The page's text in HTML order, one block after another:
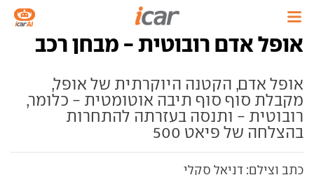
אופל אדם רובוטית - מבחן רכב
אופל אדם, הקטנה היוקרתית של אופל,
מקבלת סוף סוף תיבה אוטומטית - כלומר,
רובוטית - ותנסה בעזרתה להתחרות
בהצלחה של פיאט 500
כתב וצילם: דניאל סקלי